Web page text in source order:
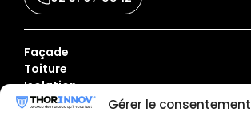
Gérer le consentement
Façade
Toiture
Isolation
Gouttières